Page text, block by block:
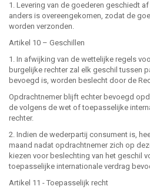
1. Levering van de goederen geschiedt
anders is overeengekomen, zodat de
worden verzonden.
Artikel 10 – Geschillen
1. In afwijking van de wettelijke regels
burgelijke rechter zal elk geschil tussen
bevoegd is, worden beslecht door de
Opdrachtnemer blijft echter bevoegd
de volgens de wet of toepasselijke
rechter.
2. Indien de wederpartij consument is,
maand nadat opdrachtnemer zich op
kiezen voor beslechting van het geschil
toepasselijke internationale verdrag
Artikel 11 - Toepasselijk recht